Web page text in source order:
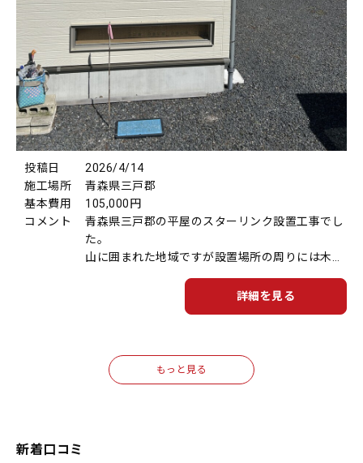
投稿日
2026/4/14
施工場所
青森県三戸郡
基本費用
105,000円
コメント
青森県三戸郡の平屋のスターリンク設置工事でし
た。
山に囲まれた地域ですが設置場所の周りには木々
上、ご希望の場所へ設置することができました。
詳細を見る
もっと見る
新着口コミ